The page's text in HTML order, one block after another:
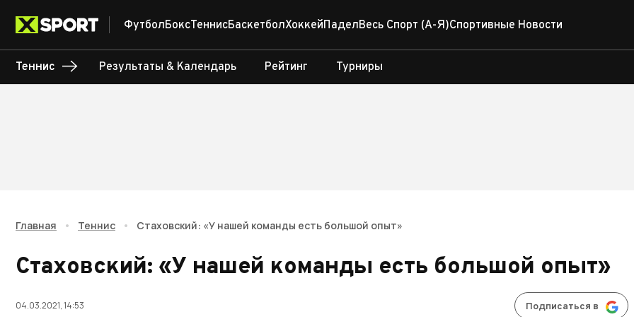
ФутболБоксТеннисБаскетболХоккейПаделВесь Спорт (А-Я)Спортивные Новости
Теннис Результаты & Календарь Рейтинг Турниры
Главная • Теннис • Стаховский: «У нашей команды есть большой опыт»
Стаховский: «У нашей команды есть большой опыт»
04.03.2021, 14:53 Подписаться в